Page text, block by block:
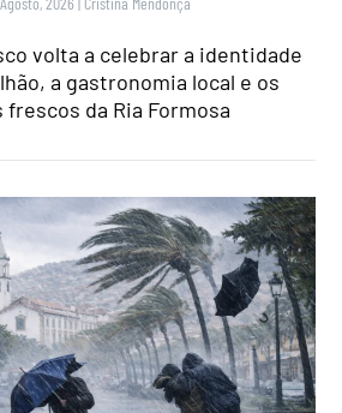
volta a celebrar a identidade
a gastronomia local e os
da Ria Formosa